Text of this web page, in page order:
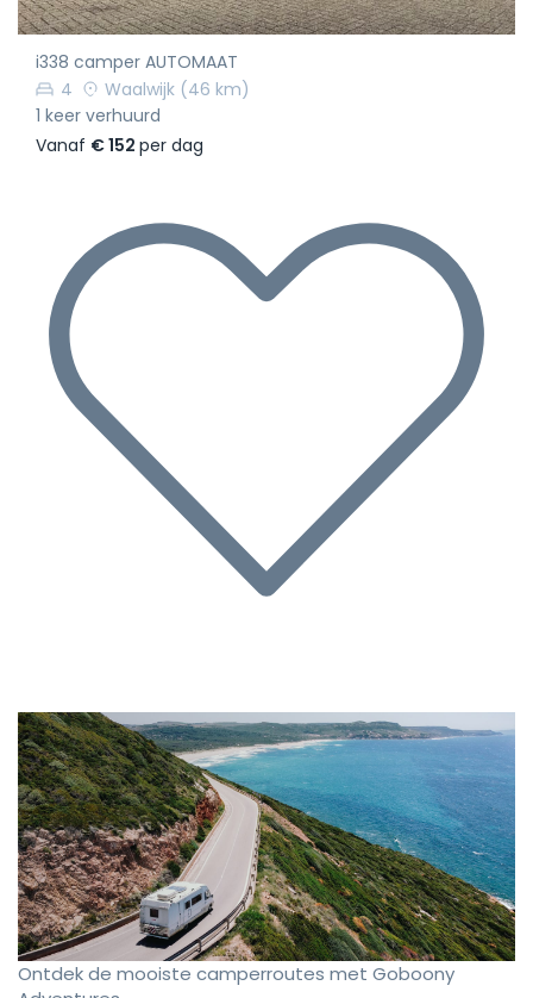
i338 camper AUTOMAAT
4
Waalwijk (46 km)
1 keer verhuurd
Vanaf € 152 per dag
Ontdek de mooiste camperroutes met Goboony